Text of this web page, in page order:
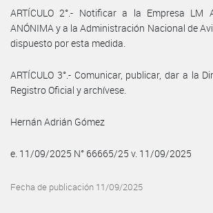
ARTÍCULO 2°.- Notificar a la Empresa LM
ANÓNIMA y a la Administración Nacional de
dispuesto por esta medida.
ARTÍCULO 3°.- Comunicar, publicar, dar a la
Registro Oficial y archívese.
Hernán Adrián Gómez
e. 11/09/2025 N° 66665/25 v. 11/09/2025
Fecha de publicación 11/09/2025